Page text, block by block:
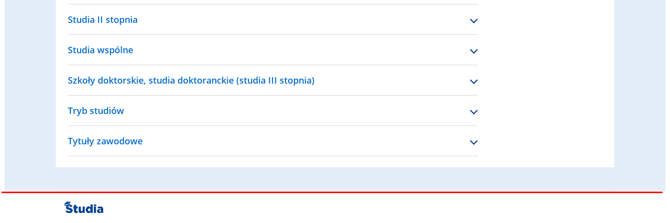
Studia II stopnia
Studia wspólne
Szkoły doktorskie, studia doktoranckie (studia III stopnia)
Tryb studiów
Tytuły zawodowe